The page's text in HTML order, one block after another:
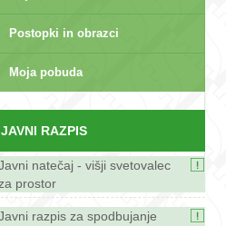
Postopki in obrazci
Moja pobuda
JAVNI RAZPIS
natečaj - višji svetovalec
prostor
razpis za spodbujanje